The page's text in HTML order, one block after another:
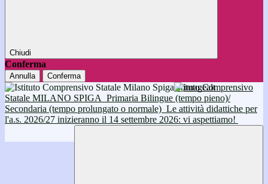
Chiudi
Conferma
Annulla Conferma
Istituto Comprensivo
Statale MILANO SPIGA Primaria Bilingue (tempo pieno)/
Secondaria (tempo prolungato o normale) Le attività didattiche per
l'a.s. 2026/27 inizieranno il 14 settembre 2026: vi aspettiamo!